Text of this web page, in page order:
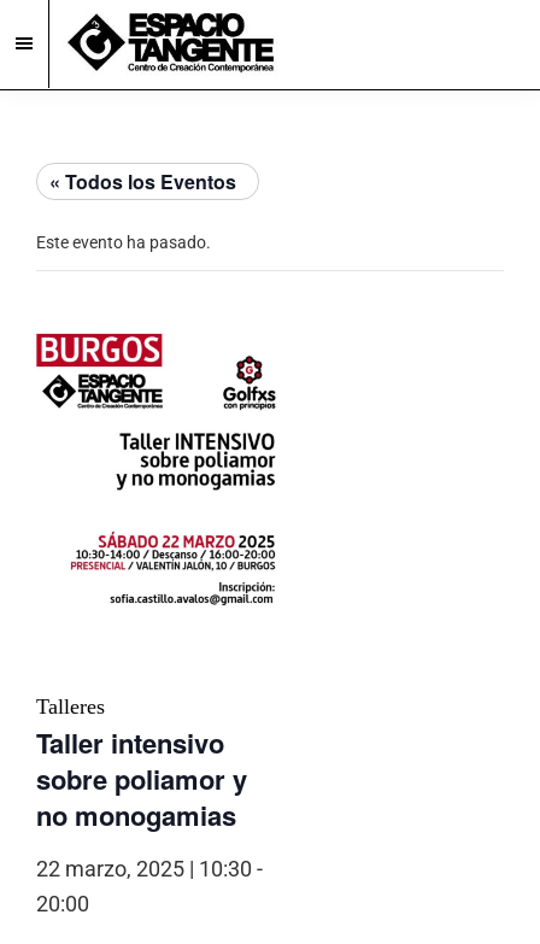
to
main
to
footerEspacio
Creación
Contemporánea
en
Burgos
« Todos los Eventos
Este evento ha pasado.
Talleres
Taller intensivo
sobre poliamor y
no monogamias
22 marzo, 2025 | 10:30 -
20:00